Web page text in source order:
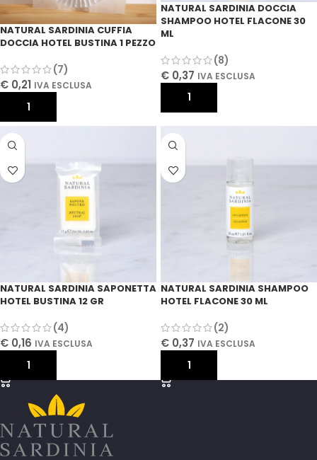
NATURAL SARDINIA CUFFIA
DOCCIA HOTEL BUSTINA 1 PEZZO
(7)
€ 0,21 IVA ESCLUSA
AGGIUNGI AL CARRELLO
NATURAL SARDINIA DOCCIA
SHAMPOO HOTEL FLACONE 30
ML
(8)
€ 0,37 IVA ESCLUSA
AGGIUNGI AL CARRELLO
NATURAL SARDINIA SAPONETTA
HOTEL BUSTINA 12 GR
(4)
€ 0,16 IVA ESCLUSA
AGGIUNGI AL CARRELLO
NATURAL SARDINIA SHAMPOO
HOTEL FLACONE 30 ML
(2)
€ 0,37 IVA ESCLUSA
AGGIUNGI AL CARRELLO